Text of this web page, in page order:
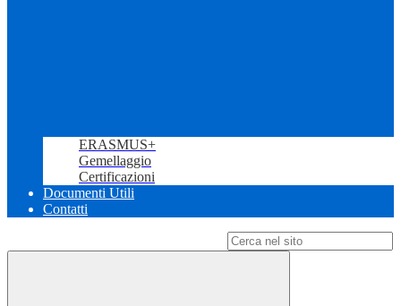
ERASMUS+
Gemellaggio
Certificazioni
Documenti Utili
Contatti